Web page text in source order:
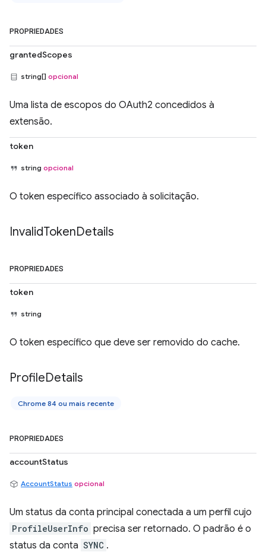
PROPRIEDADES
grantedScopes
string[] opcional
Uma lista de escopos do OAuth2 concedidos à
extensão.
token
string opcional
O token específico associado à solicitação.
InvalidTokenDetails
PROPRIEDADES
token
string
O token específico que deve ser removido do cache.
ProfileDetails
Chrome 84 ou mais recente
PROPRIEDADES
accountStatus
AccountStatus opcional
Um status da conta principal conectada a um perfil cujo
ProfileUserInfo precisa ser retornado. O padrão é o
status da conta SYNC .